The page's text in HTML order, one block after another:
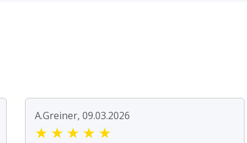
A.Greiner, 09.03.2026
★ ★ ★ ★ ★